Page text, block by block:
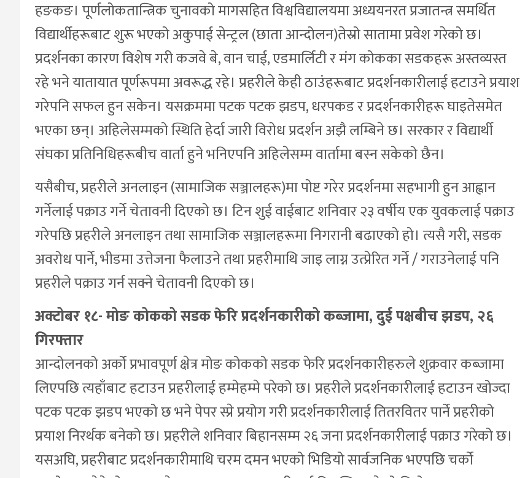
हङकङ। पूर्णलोकतान्त्रिक चुनावको मागसहित विश्वविद्यालयमा अध्ययनरत प्रजातन्त्र समर्थित
विद्यार्थीहरूबाट शुरू भएको अकुपाई सेन्ट्रल (छाता आन्दोलन)तेस्रो सातामा प्रवेश गरेको छ।
प्रदर्शनका कारण विशेष गरी कजवे बे, वान चाई, एडमार्लिटी र मंग कोकका सडकहरू अस्तव्यस्त
रहे भने यातायात पूर्णरूपमा अवरूद्ध रहे। प्रहरीले केही ठाउंहरूबाट प्रदर्शनकारीलाई हटाउने प्रयाश
गरेपनि सफल हुन सकेन। यसक्रममा पटक पटक झडप, धरपकड र प्रदर्शनकारीहरू घाइतेसमेत
भएका छन्। अहिलेसम्मको स्थिति हेर्दा जारी विरोध प्रदर्शन अझै लम्बिने छ। सरकार र विद्यार्थी
संघका प्रतिनिधिहरूबीच वार्ता हुने भनिएपनि अहिलेसम्म वार्तामा बस्न सकेको छैन।
यसैबीच, प्रहरीले अनलाइन (सामाजिक सञ्जालहरू)मा पोष्ट गरेर प्रदर्शनमा सहभागी हुन आह्वान
गर्नेलाई पक्राउ गर्ने चेतावनी दिएको छ। टिन शुई वाईबाट शनिवार २३ वर्षीय एक युवकलाई पक्राउ
गरेपछि प्रहरीले अनलाइन तथा सामाजिक सञ्जालहरूमा निगरानी बढाएको हो। त्यसै गरी, सडक
अवरोध पार्ने, भीडमा उत्तेजना फैलाउने तथा प्रहरीमाथि जाइ लाग्न उत्प्रेरित गर्ने / गराउनेलाई पनि
प्रहरीले पक्राउ गर्न सक्ने चेतावनी दिएको छ।
अक्टोबर १८- मोङ कोकको सडक फेरि प्रदर्शनकारीको कब्जामा, दुई पक्षबीच झडप, २६
गिरफ्तार
आन्दोलनको अर्को प्रभावपूर्ण क्षेत्र मोङ कोकको सडक फेरि प्रदर्शनकारीहरुले शुक्रवार कब्जामा
लिएपछि त्यहाँबाट हटाउन प्रहरीलाई हम्मेहम्मे परेको छ। प्रहरीले प्रदर्शनकारीलाई हटाउन खोज्दा
पटक पटक झडप भएको छ भने पेपर स्प्रे प्रयोग गरी प्रदर्शनकारीलाई तितरवितर पार्ने प्रहरीको
प्रयाश निरर्थक बनेको छ। प्रहरीले शनिवार बिहानसम्म २६ जना प्रदर्शनकारीलाई पक्राउ गरेको छ।
यसअघि, प्रहरीबाट प्रदर्शनकारीमाथि चरम दमन भएको भिडियो सार्वजनिक भएपछि चर्को